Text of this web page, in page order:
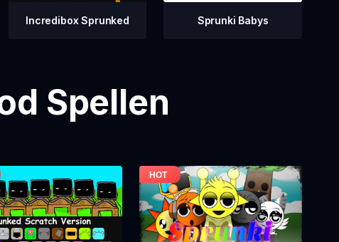
Incredibox Sprunked Sprunki Babys
Spellen